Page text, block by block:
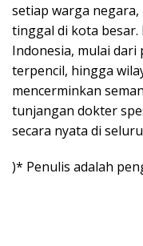
setiap warga
tinggal di kota
Indonesia, mulai
terpencil, hingga
mencerminkan
tunjangan dokter
secara nyata di
)* Penulis adalah